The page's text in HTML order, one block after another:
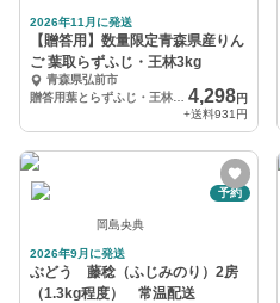
2026年11月に発送
【贈答用】数量限定青森県産りん
ご 葉取らずふじ・王林3kg
青森県弘前市
4,298円
+送料931円
予約
岡島央典
2026年9月に発送
ぶどう 藤稔（ふじみのり）2房
（1.3kg程度） 常温配送